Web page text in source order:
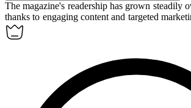
The magazine's readership has grown steadily
thanks to engaging content and targeted